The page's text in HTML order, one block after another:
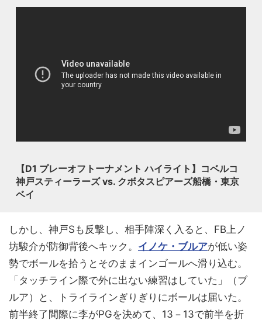
【D1 プレーオフトーナメント ハイライト】コベルコ
神戸スティーラーズ vs. クボタスピアーズ船橋・東京
ベイ
しかし、神戸Sも反撃し、相手陣深く入ると、FB上ノ
坊駿介が防御背後へキック。 イノケ・ブルアが低い姿
勢でボールを拾うとそのままインゴールへ滑り込む。
「タッチライン際で外に出ない練習はしていた」（ブ
ルア）と、トライラインぎりぎりにボールは届いた。
前半終了間際に李がPGを決めて、13－13で前半を折